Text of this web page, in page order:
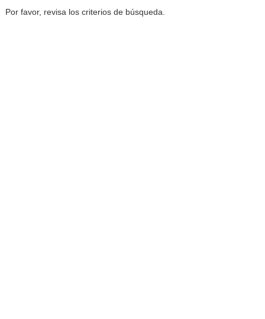
Por favor, revisa los criterios de búsqueda.